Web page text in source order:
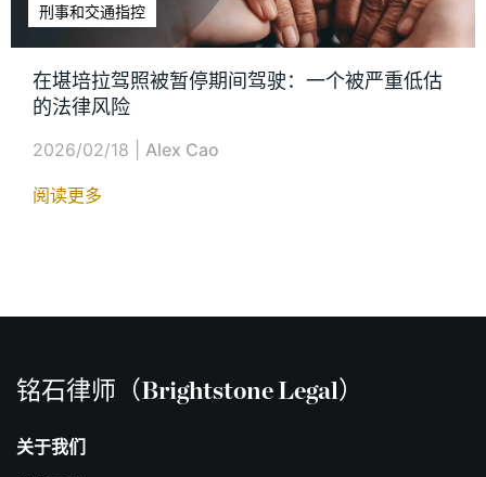
刑事和交通指控
在堪培拉驾照被暂停期间驾驶：一个被严重低估
的法律风险
2026/02/18 Alex Cao
阅读更多
铭石律师（Brightstone Legal）
关于我们